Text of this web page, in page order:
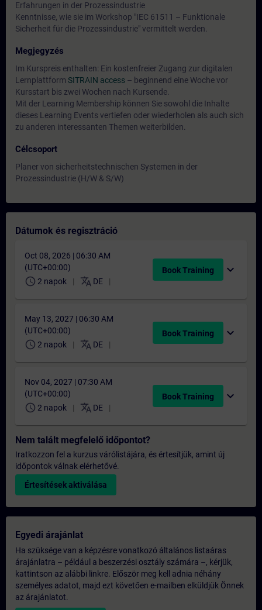
Erfahrungen in der Prozessindustrie
Kenntnisse, wie sie im Workshop "IEC 61511 – Funktionale
Sicherheit für die Prozessindustrie" vermittelt werden.
Megjegyzés
Im Kurspreis enthalten: Ein kostenfreier Zugang zur digitalen
Lernplattform SITRAIN access – beginnend eine Woche vor
Kursstart bis zwei Wochen nach Kursende.
Mit der Learning Membership können Sie sowohl die Inhalte
dieses Learning Events vertiefen oder wiederholen als auch sich
zu anderen interessanten Themen weiterbilden.
Célcsoport
Planer von sicherheitstechnischen Systemen in der
Prozessindustrie (H/W & S/W)
Dátumok és regisztráció
Oct 08, 2026 | 06:30 AM
(UTC+00:00)
schedule 2 napok translate DE
Book Training expand_more
May 13, 2027 | 06:30 AM
(UTC+00:00)
schedule 2 napok translate DE
Book Training expand_more
Nov 04, 2027 | 07:30 AM
(UTC+00:00)
schedule 2 napok translate DE
Book Training expand_more
Nem talált megfelelő időpontot?
Iratkozzon fel a kurzus várólistájára, és értesítjük, amint új
időpontok válnak elérhetővé.
Értesítések aktiválása
Egyedi árajánlat
Ha szüksége van a képzésre vonatkozó általános listaáras
árajánlatra – például a beszerzési osztály számára –, kérjük,
kattintson az alábbi linkre. Először meg kell adnia néhány
személyes adatot, majd ezt követően e-mailben elküldjük Önnek
az árajánlatot.